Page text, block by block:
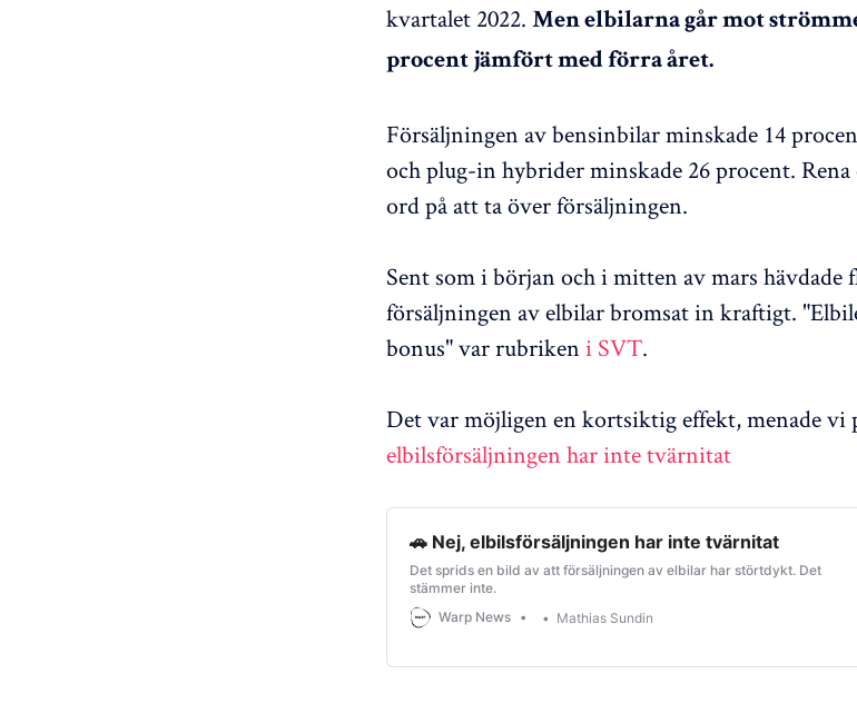
kvartalet 2022. Men elbilarna går mot
procent jämfört med förra året.
Försäljningen av bensinbilar minskade 14
och plug-in hybrider minskade 26 procent.
ord på att ta över försäljningen.
Sent som i början och i mitten av mars hävdade
försäljningen av elbilar bromsat in kraftigt.
bonus" var rubriken i SVT.
Det var möjligen en kortsiktig effekt, menade vi
elbilsförsäljningen har inte tvärnitat
🚗 Nej, elbilsförsäljningen har inte tvärnitat
Det sprids en bild av att försäljningen av elbilar har störtdykt. Det
stämmer inte.
Warp News
Mathias Sundin